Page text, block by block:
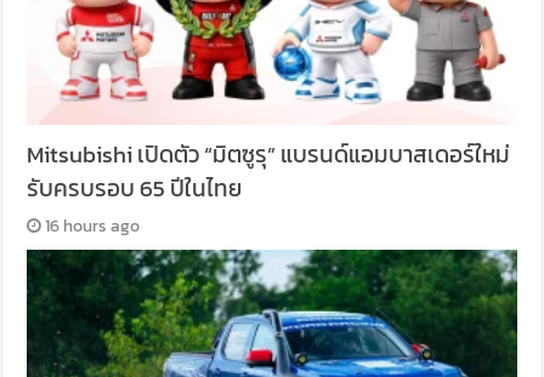
Mitsubishi เปิดตัว “มิตซูรุ” แบรนด์แอมบาสเดอร์ใหม่
รับครบรอบ 65 ปีในไทย
16 hours ago